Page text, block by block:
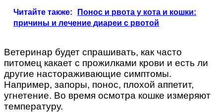
Читайте также:
Понос и рвота у кота и кошки:
причины и лечение диареи с рвотой
Ветеринар будет спрашивать, как часто
питомец какает с прожилками крови и есть ли
другие настораживающие симптомы.
Например, запоры, понос, плохой аппетит,
угнетение. Во время осмотра кошке измеряют
температуру.